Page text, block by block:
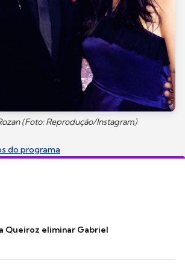
(Foto: Reprodução/Instagram)
do programa
Queiroz eliminar Gabriel